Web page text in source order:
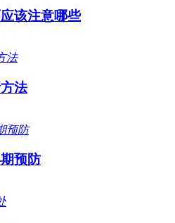
该注意哪些
法
预防